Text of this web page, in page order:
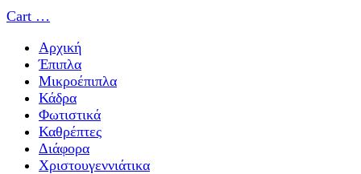
Cart …
Αρχική
Έπιπλα
Μικροέπιπλα
Κάδρα
Φωτιστικά
Καθρέπτες
Διάφορα
Χριστουγεννιάτικα